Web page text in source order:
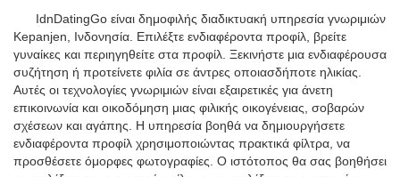
IdnDatingGo είναι δημοφιλής διαδικτυακή υπηρεσία γνωριμιών
Kepanjen, Ινδονησία. Επιλέξτε ενδιαφέροντα προφίλ, βρείτε
γυναίκες και περιηγηθείτε στα προφίλ. Ξεκινήστε μια ενδιαφέρουσα
συζήτηση ή προτείνετε φιλία σε άντρες οποιασδήποτε ηλικίας.
Αυτές οι τεχνολογίες γνωριμιών είναι εξαιρετικές για άνετη
επικοινωνία και οικοδόμηση μιας φιλικής οικογένειας, σοβαρών
σχέσεων και αγάπης. Η υπηρεσία βοηθά να δημιουργήσετε
ενδιαφέροντα προφίλ χρησιμοποιώντας πρακτικά φίλτρα, να
προσθέσετε όμορφες φωτογραφίες. Ο ιστότοπος θα σας βοηθήσει